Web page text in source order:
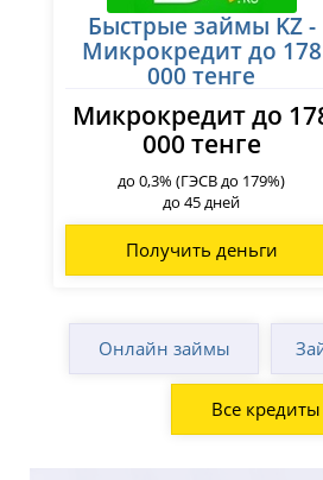
Быстрые займы KZ -
Микрокредит до 178
000 тенге
Микрокредит до
000 тенге
до 0,3% (ГЭСВ до 179%)
до 45 дней
Получить деньги
Онлайн займы
Все кредиты